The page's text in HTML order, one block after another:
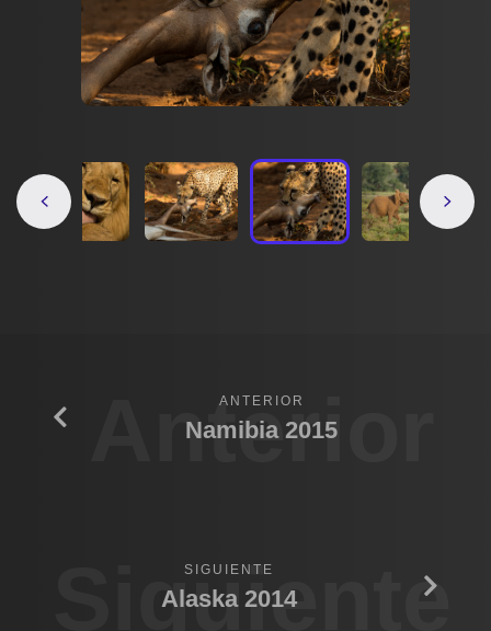
Anterior
ANTERIOR
Namibia 2015
Siguiente
SIGUIENTE
Alaska 2014